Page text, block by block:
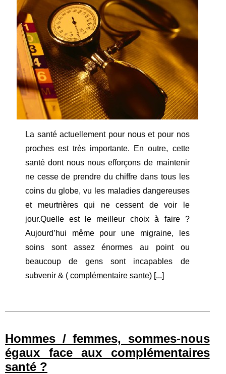
La santé actuellement pour nous et pour nos
proches est très importante. En outre, cette
santé dont nous nous efforçons de maintenir
ne cesse de prendre du chiffre dans tous les
coins du globe, vu les maladies dangereuses
et meurtrières qui ne cessent de voir le
jour.Quelle est le meilleur choix à faire ?
Aujourd’hui même pour une migraine, les
soins sont assez énormes au point ou
beaucoup de gens sont incapables de
subvenir & ( complémentaire sante) [...]
Hommes / femmes, sommes-nous
égaux face aux complémentaires
santé ?